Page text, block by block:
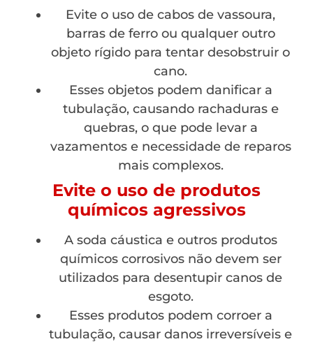
Evite o uso de cabos de vassoura,
barras de ferro ou qualquer outro
objeto rígido para tentar desobstruir o
cano.
Esses objetos podem danificar a
tubulação, causando rachaduras e
quebras, o que pode levar a
vazamentos e necessidade de reparos
mais complexos.
Evite o uso de produtos
químicos agressivos
A soda cáustica e outros produtos
químicos corrosivos não devem ser
utilizados para desentupir canos de
esgoto.
Esses produtos podem corroer a
tubulação, causar danos irreversíveis e